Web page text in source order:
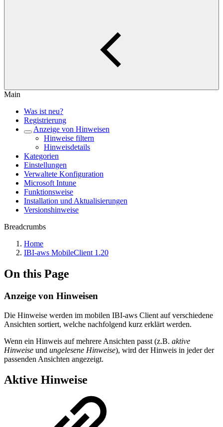
Main
Was ist neu?
Registrierung
Anzeige von Hinweisen
Hinweise filtern
Hinweisdetails
Kategorien
Einstellungen
Verwaltete Konfiguration
Microsoft Intune
Funktionsweise
Installation und Aktualisierungen
Versionshinweise
Breadcrumbs
Home
IBI-aws MobileClient 1.20
On this Page
Anzeige von Hinweisen
Die Hinweise werden im mobilen IBI-aws Client auf verschiedene
Ansichten sortiert, welche nachfolgend kurz erklärt werden.
Wenn ein Hinweis auf mehrere Ansichten passt (z.B. aktive
Hinweise und ungelesene Hinweise), wird der Hinweis in jeder der
passenden Ansichten angezeigt.
Aktive Hinweise